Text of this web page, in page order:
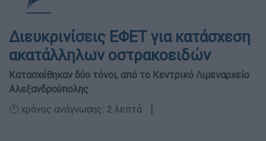
Διευκρινίσεις ΕΦΕΤ για κατάσχεση
ακατάλληλων οστρακοειδών
Κατασχέθηκαν δύο τόνοι, από το Κεντρικό Λιμεναρχείο
Αλεξανδρούπολης
🕛 χρόνος ανάγνωσης: 2 λεπτά ┋